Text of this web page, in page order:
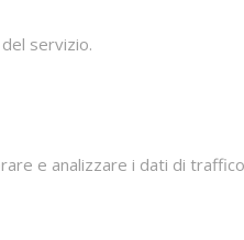
servizio.
e analizzare i dati di